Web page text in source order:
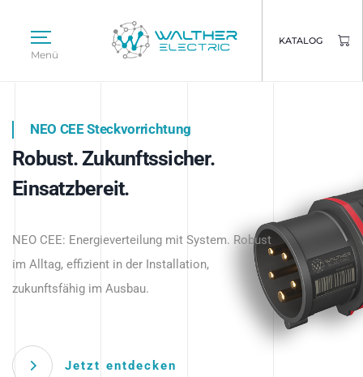
Menü
KATALOG
Intelligente Stromverteilung
beginnt hier.
NEO CEE Steckvorrichtung
Robust. Zukunftssicher.
Einsatzbereit.
NEO CEE: Energieverteilung mit System. Robust
im Alltag, effizient in der Installation,
zukunftsfähig im Ausbau.
Jetzt entdecken
Intelligenz trifft Energie.
Anwendungen – robust, IP-geschützt und
zukunftsfähig.